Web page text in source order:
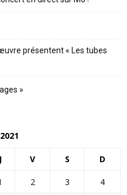
présentent « Les tubes
»
J V S D
2 3
4